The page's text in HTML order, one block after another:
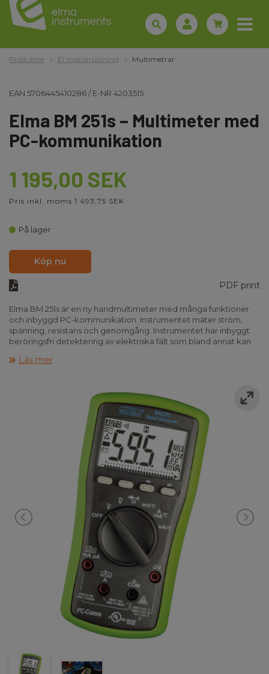
Produkter El mätutrustning Multimetrar
EAN 5706445410286/E-NR 4203515
Elma BM 251s – Multimeter med
PC-kommunikation
1 195,00 SEK
Pris inkl. moms 1 493,75 SEK
På lager
Köp nu
PDF print
Elma BM 251s är en ny handmultimeter med många funktioner
och inbyggd PC-kommunikation. Instrumentet mäter ström,
spänning, resistans och genomgång. Instrumentet har inbyggt
beröringsfri detektering av elektriska fält som bland annat kan
datorskärmar eller som beröringsfri polsökare.
intelligent autoavstängning, relativ mätning samt datahold. Med
PC-kommunikationen och Windowsprogramvaran (extra
tillbehör) är det möjligt att utföra online dataloggning.
Instrumentet har högeffektiva säkringar och uppfyller bl.a. IEC
61010-1 KAT III 600V/KAT IV 300V och levereras komplett inkl.
gummiskyddskåpa, testkablar, batterier och manual.
Läs mer